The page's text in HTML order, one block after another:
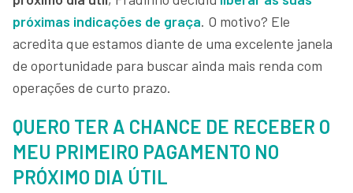
próximas indicações de graça. O motivo? Ele
acredita que estamos diante de uma excelente janela
de oportunidade para buscar ainda mais renda com
operações de curto prazo.
QUERO TER A CHANCE DE RECEBER O
MEU PRIMEIRO PAGAMENTO NO
PRÓXIMO DIA ÚTIL